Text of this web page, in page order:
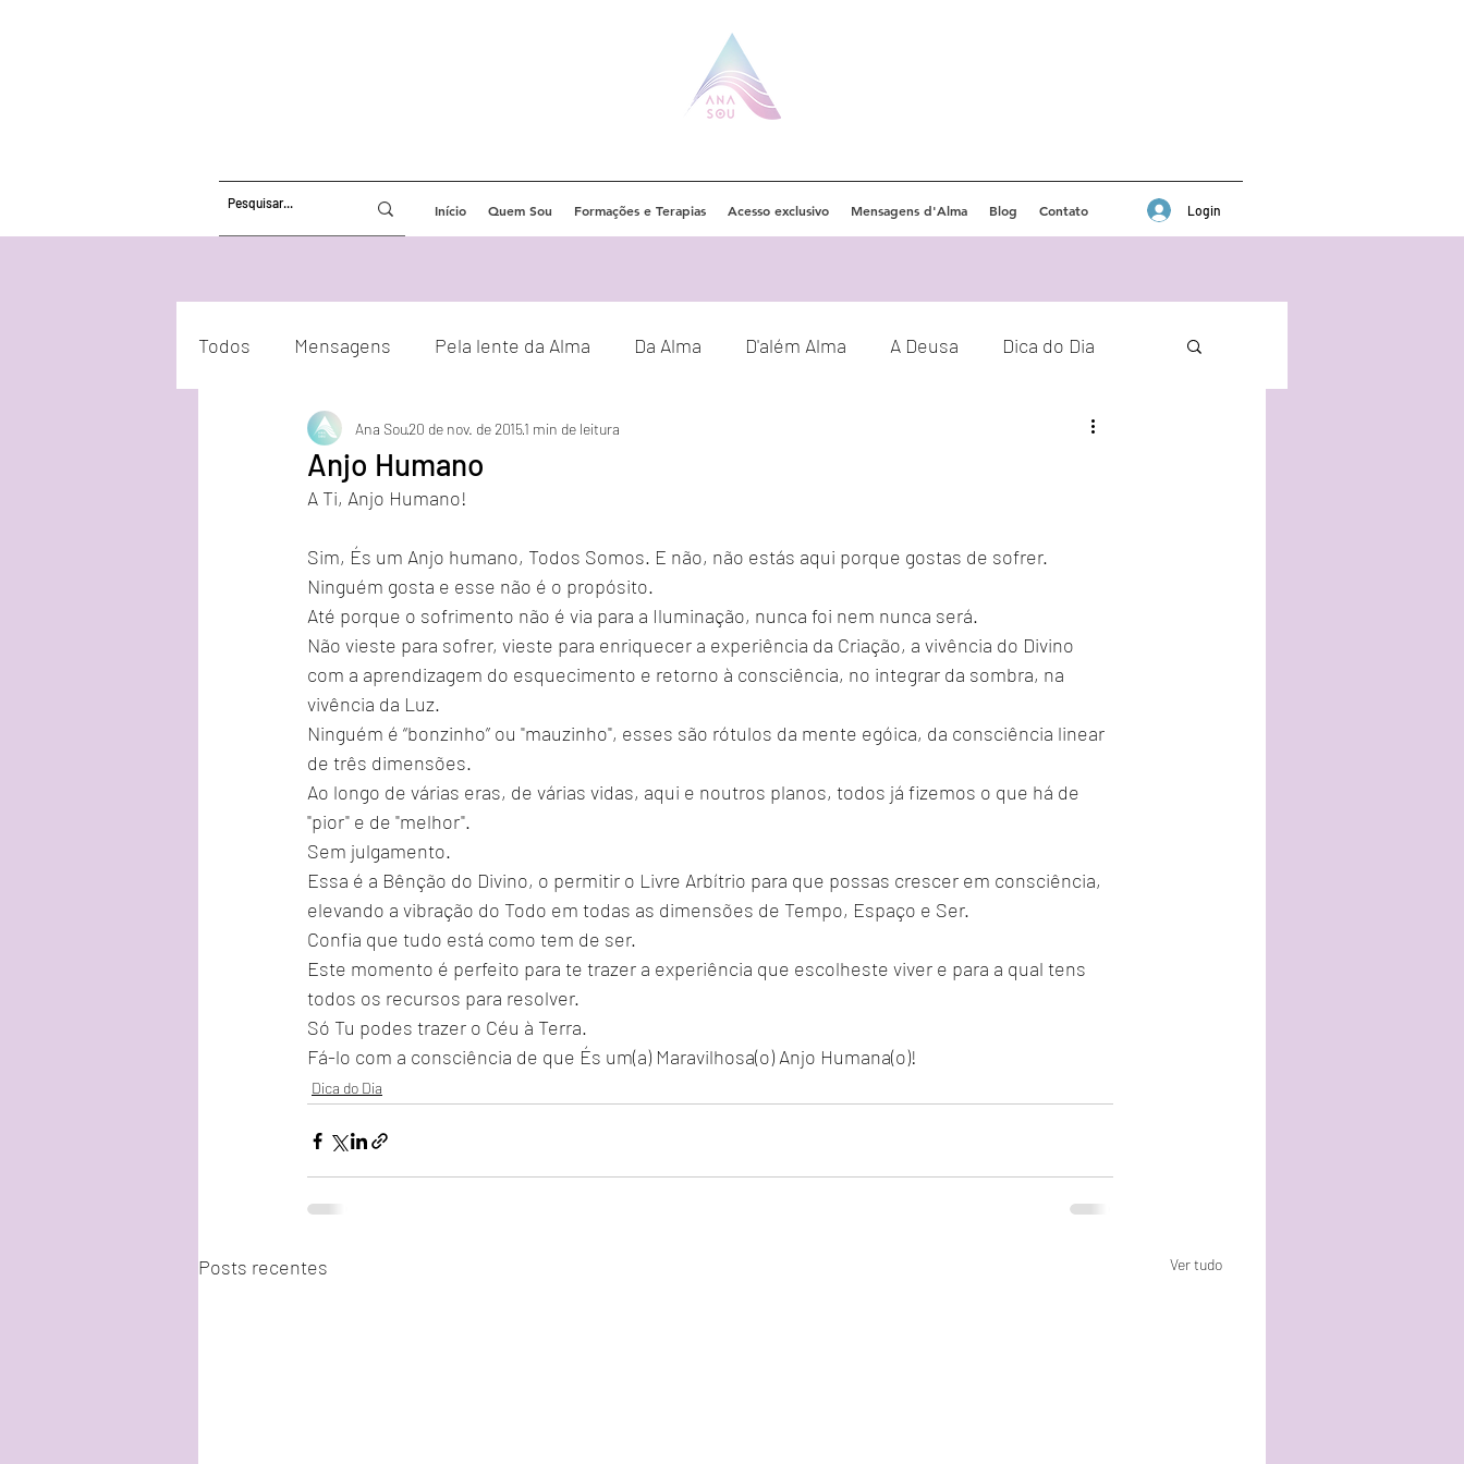
Início Quem Sou Formações e Terapias Acesso exclusivo Mensagens d'Alma Blog Contato Login
Todos Mensagens Pela lente da Alma Da Alma D'além Alma A Deusa Dica do Dia
Atualizações Energéticas Eventos Orações
Anjo Humano
Ana Sou20 de nov. de 20151 min de leitura
A Ti, Anjo Humano!
Sim, És um Anjo humano, Todos Somos. E não, não estás aqui porque gostas de sofrer.
Ninguém gosta e esse não é o propósito.
Até porque o sofrimento não é via para a Iluminação, nunca foi nem nunca será.
Não vieste para sofrer, vieste para enriquecer a experiência da Criação, a vivência do Divino
com a aprendizagem do esquecimento e retorno à consciência, no integrar da sombra, na
vivência da Luz.
Ninguém é “bonzinho” ou "mauzinho", esses são rótulos da mente egóica, da consciência linear
de três dimensões.
Ao longo de várias eras, de várias vidas, aqui e noutros planos, todos já fizemos o que há de
"pior" e de "melhor".
Sem julgamento.
Essa é a Bênção do Divino, o permitir o Livre Arbítrio para que possas crescer em consciência,
elevando a vibração do Todo em todas as dimensões de Tempo, Espaço e Ser.
Confia que tudo está como tem de ser.
Este momento é perfeito para te trazer a experiência que escolheste viver e para a qual tens
todos os recursos para resolver.
Só Tu podes trazer o Céu à Terra.
Fá-lo com a consciência de que És um(a) Maravilhosa(o) Anjo Humana(o)!
Dica do Dia
Posts recentes Ver tudo